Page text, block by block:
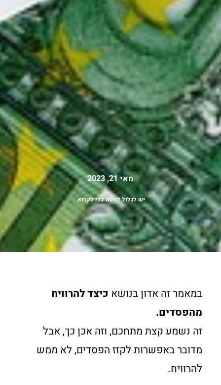
מאי 21, 2023
יש לגלול למטה כדי לקרוא
במאמר זה אדון בנושא כיצד להרוויח
מהפסדים.
זה נשמע קצת מתחכם, וזה אכן כך, אבל
מדובר באפשרות לקזז הפסדים, לא ממש
להרוויח.